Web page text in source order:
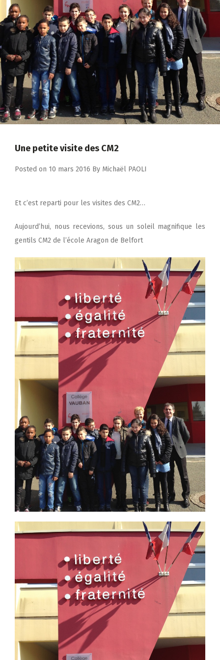
Une petite visite des CM2
Posted on 10 mars 2016 By Michaël PAOLI
Et c’est reparti pour les visites des CM2…
Aujourd’hui, nous recevions, sous un soleil magnifique les
gentils CM2 de l’école Aragon de Belfort